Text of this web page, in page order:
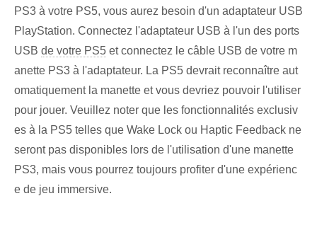
PS3 à votre PS5, vous aurez besoin d'un adaptateur USB
PlayStation. Connectez l'adaptateur USB à l'un des ports
USB de votre PS5 et connectez le câble USB de votre m
anette PS3 à l'adaptateur. La PS5 devrait reconnaître aut
omatiquement la manette et vous devriez pouvoir l'utiliser
pour jouer. Veuillez noter que les fonctionnalités exclusiv
es à la PS5 telles que Wake Lock ou Haptic Feedback ne
seront pas disponibles lors de l'utilisation d'une manette
PS3, mais vous pourrez toujours profiter d'une expérienc
e de jeu immersive.